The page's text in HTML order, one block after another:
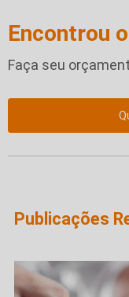
Encontrou
Faça seu
Publicações